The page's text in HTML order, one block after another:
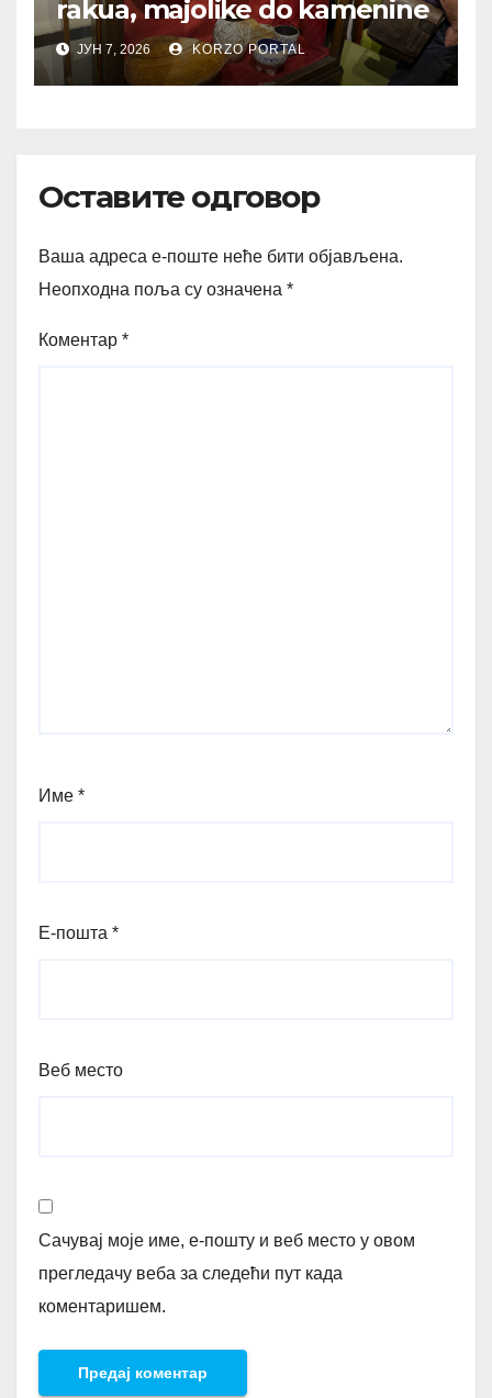
rakua, majolike do kamenine
ЈУН 7, 2026 KORZO PORTAL
Оставите одговор
Ваша адреса е-поште неће бити објављена.
Неопходна поља су означена *
Коментар *
Име *
Е-пошта *
Веб место
Сачувај моје име, е-пошту и веб место у овом
прегледачу веба за следећи пут када
коментаришем.